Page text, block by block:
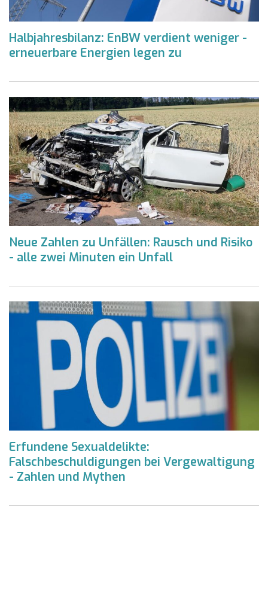
Halbjahresbilanz: EnBW verdient weniger -
erneuerbare Energien legen zu
Neue Zahlen zu Unfällen: Rausch und Risiko
- alle zwei Minuten ein Unfall
Erfundene Sexualdelikte:
Falschbeschuldigungen bei Vergewaltigung
- Zahlen und Mythen